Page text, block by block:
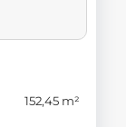
152,45 m²